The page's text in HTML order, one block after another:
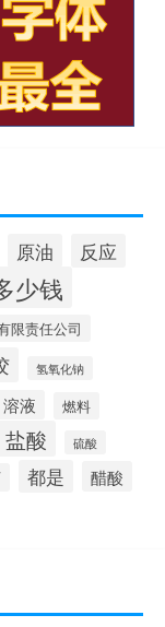
原油 反应
少钱
限责任公司
氢氧化钠
溶液 燃料
盐酸 硫酸
都是 醋酸